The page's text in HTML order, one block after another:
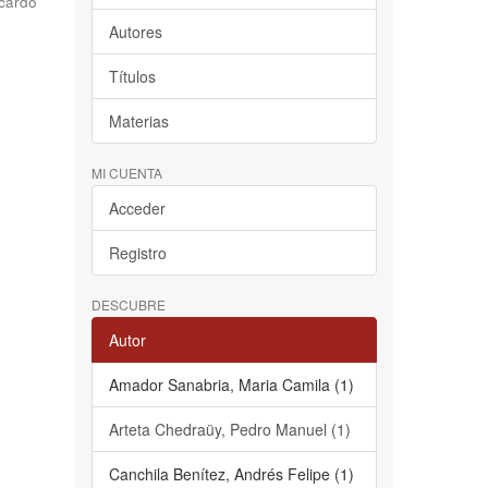
Autores
Títulos
Materias
MI CUENTA
Acceder
Registro
DESCUBRE
Autor
Amador Sanabria, Maria Camila (1)
Arteta Chedraüy, Pedro Manuel (1)
Canchila Benítez, Andrés Felipe (1)